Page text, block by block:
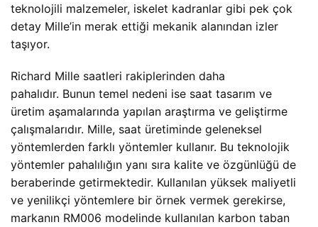
teknolojili malzemeler, iskelet kadranlar gibi pek çok
detay Mille’in merak ettiği mekanik alanından izler
taşıyor.
Richard Mille saatleri rakiplerinden daha
pahalıdır. Bunun temel nedeni ise saat tasarım ve
üretim aşamalarında yapılan araştırma ve geliştirme
çalışmalarıdır. Mille, saat üretiminde geleneksel
yöntemlerden farklı yöntemler kullanır. Bu teknolojik
yöntemler pahalılığın yanı sıra kalite ve özgünlüğü de
beraberinde getirmektedir. Kullanılan yüksek maliyetli
ve yenilikçi yöntemlere bir örnek vermek gerekirse,
markanın RM006 modelinde kullanılan karbon taban